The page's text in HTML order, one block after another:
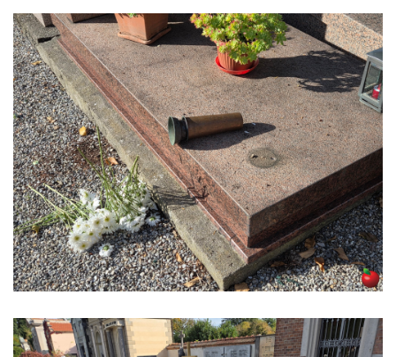
LE
ALTRE
TESTATE
PRIVACY
Privacy
policy
policy